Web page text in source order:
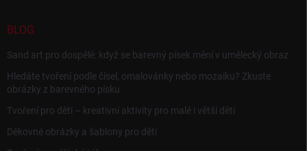
BLOG
Sand art pro dospělé: když se barevný písek mění v umělecký obraz
Hledáte tvoření podle čísel, omalovánky nebo mozaiku? Zkuste
obrázky z barevného písku
Tvoření pro děti – kreativní aktivity pro malé i větší děti
Děkovné obrázky a šablony pro děti